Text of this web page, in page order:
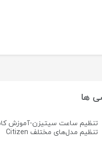
ها
تنظیم ساعت سیتیزن-آموزش
تنظیم مدل‌های مختلف Citizen